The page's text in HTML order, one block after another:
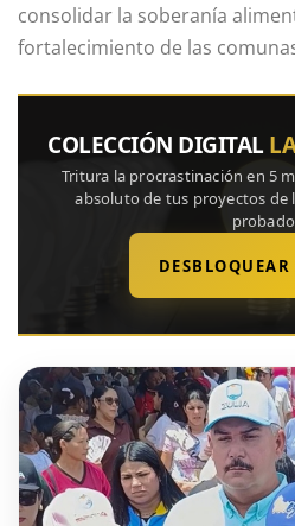
consolidar la soberanía
fortalecimiento de las
COLECCIÓN DIGITAL
Tritura la procrastinación en 5
absoluto de tus proyectos de